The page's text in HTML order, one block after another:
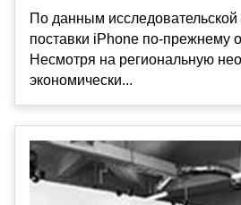
По данным
поставки iPhone по-прежнему
Несмотря на региональную
экономически...